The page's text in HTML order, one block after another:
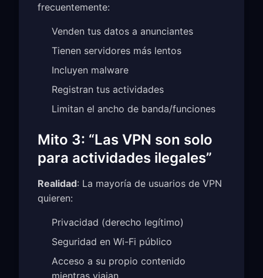
frecuentemente:
Venden tus datos a anunciantes
Tienen servidores más lentos
Incluyen malware
Registran tus actividades
Limitan el ancho de banda/funciones
Mito 3: “Las VPN son solo
para actividades ilegales”
Realidad: La mayoría de usuarios de VPN
quieren:
Privacidad (derecho legítimo)
Seguridad en Wi-Fi público
Acceso a su propio contenido
mientras viajan